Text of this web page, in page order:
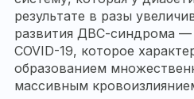
результате в разы
развития ДВС-синдрома —
COVID-19, которое
образованием
массивным